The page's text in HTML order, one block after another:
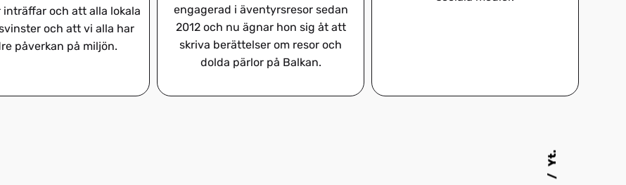
Yt.
inträffar och att alla lokala
och att vi alla har
påverkan på miljön.
engagerad i äventyrsresor sedan
2012 och nu ägnar hon sig åt att
skriva berättelser om resor och
dolda pärlor på Balkan.